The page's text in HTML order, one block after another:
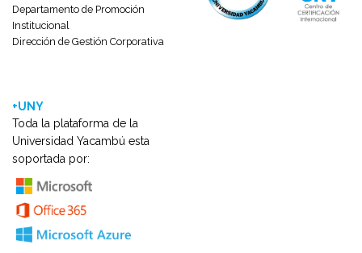
Departamento de Promoción
Institucional
Dirección de Gestión Corporativa
+UNY
Toda la plataforma de la
Universidad Yacambú esta
soportada por: